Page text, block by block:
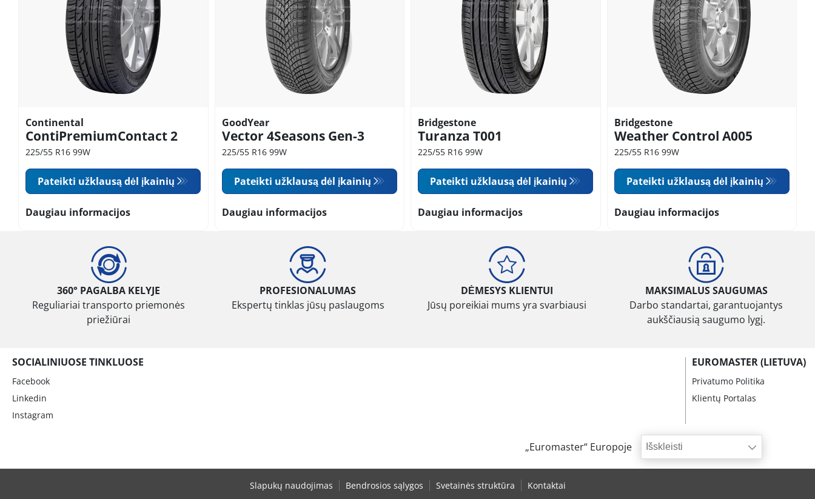
Continental
ContiPremiumContact 2
225/55 R16 99W
Pateikti užklausą dėl įkainių
Daugiau informacijos
GoodYear
Vector 4Seasons Gen-3
225/55 R16 99W
Pateikti užklausą dėl įkainių
Daugiau informacijos
Bridgestone
Turanza T001
225/55 R16 99W
Pateikti užklausą dėl įkainių
Daugiau informacijos
Bridgestone
Weather Control A005
225/55 R16 99W
Pateikti užklausą dėl įkainių
Daugiau informacijos
360° PAGALBA KELYJE
Reguliariai transporto priemonės
priežiūrai
PROFESIONALUMAS
Ekspertų tinklas jūsų paslaugoms
DĖMESYS KLIENTUI
Jūsų poreikiai mums yra svarbiausi
MAKSIMALUS SAUGUMAS
Darbo standartai, garantuojantys
aukščiausią saugumo lygį.
SOCIALINIUOSE TINKLUOSE
Facebook
Linkedin
Instagram
EUROMASTER (LIETUVA)
Privatumo Politika
Klientų Portalas
„Euromaster“ Europoje Išskleisti
Slapukų naudojimas Bendrosios sąlygos Svetainės struktūra Kontaktai